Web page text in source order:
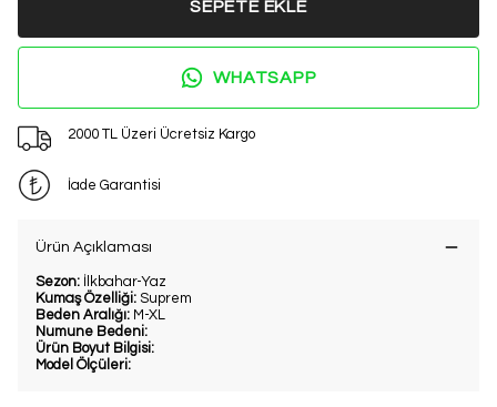
SEPETE EKLE
WHATSAPP
2000 TL Üzeri Ücretsiz Kargo
İade Garantisi
Ürün Açıklaması
Sezon: İlkbahar-Yaz
Kumaş Özelliği: Suprem
Beden Aralığı: M-XL
Numune Bedeni:
Ürün Boyut Bilgisi:
Model Ölçüleri: